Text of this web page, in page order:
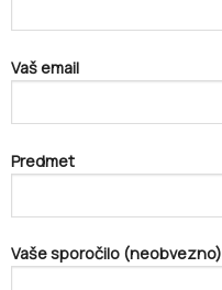
Vaš email
Predmet
Vaše sporočilo (neobvezno)